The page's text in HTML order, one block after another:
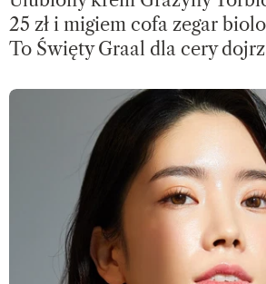
25 zł i migiem cofa zegar
To Święty Graal dla cery